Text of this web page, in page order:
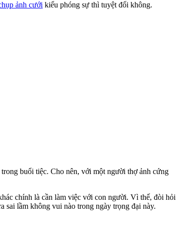
ảnh cưới kiểu phóng sự thì tuyệt đối không.
buổi tiệc. Cho nên, với một người thợ ảnh cứng
chính là cần làm việc với con người. Vì thế, đòi hỏi
sai lầm không vui nào trong ngày trọng đại này.